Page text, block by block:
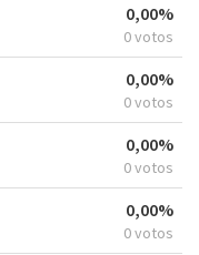
0,00%
0 votos
0,00%
0 votos
0,00%
0 votos
0,00%
0 votos